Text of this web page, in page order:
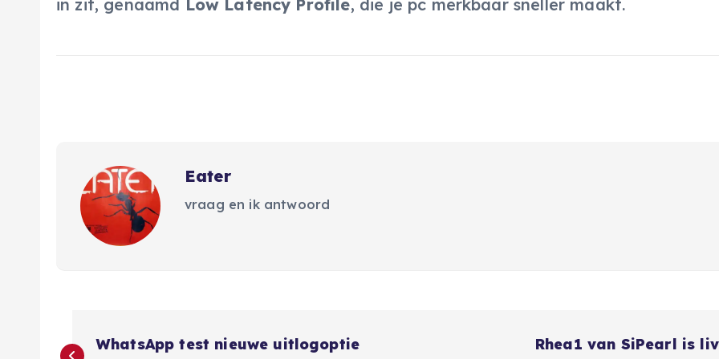
in zit, genaamd Low Latency Profile, die je pc merkbaar sneller maakt.
Eater
vraag en ik antwoord
B
WhatsApp test nieuwe uitlogoptie
Rhea1 van SiPearl is